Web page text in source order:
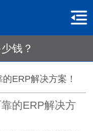
钱？
ERP解决方案！
的ERP解决方